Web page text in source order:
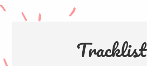
Tracklist